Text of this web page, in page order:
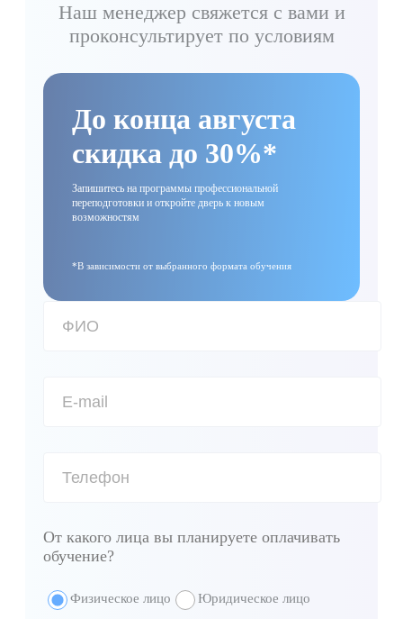
Наш менеджер свяжется с вами и
проконсультирует по условиям
До конца августа
скидка до 30%*
Запишитесь на программы профессиональной
переподготовки и откройте дверь к новым
возможностям
*В зависимости от выбранного формата обучения
От какого лица вы планируете оплачивать
обучение?
Физическое лицо Юридическое лицо